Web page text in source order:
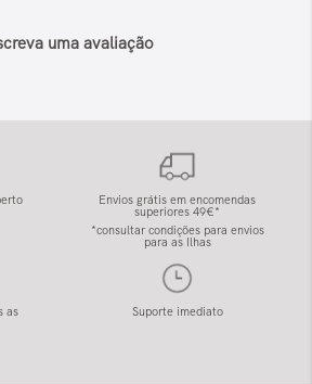
uma avaliação
Envios grátis em encomendas
superiores 49€*
*consultar condições para envios
para as Ilhas
as Suporte imediato